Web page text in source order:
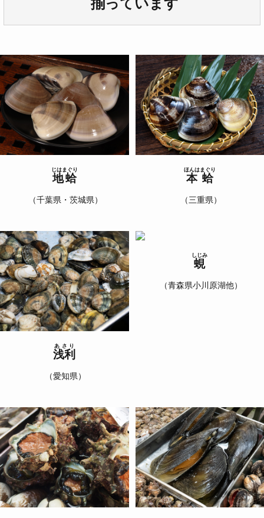
揃っています
地蛤
じはまぐり
（千葉県・茨城県）
本蛤
ほんはまぐり
（三重県）
浅利
あさり
（愛知県）
蜆
しじみ
（青森県小川原湖他）